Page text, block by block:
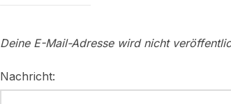
Deine E-Mail-Adresse wird nicht
Nachricht: